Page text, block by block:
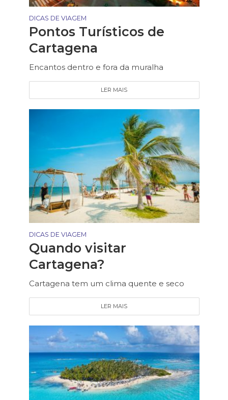
DICAS DE VIAGEM
Pontos Turísticos de
Cartagena
Encantos dentro e fora da muralha
LER MAIS
DICAS DE VIAGEM
Quando visitar
Cartagena?
Cartagena tem um clima quente e seco
LER MAIS